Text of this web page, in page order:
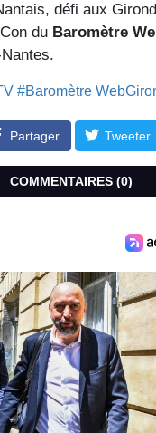
défi aux
du Baromètre
#Baromètre
Partager Tweeter
COMMENTAIRES (0)